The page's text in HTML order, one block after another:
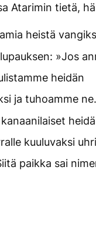
Atarimin tietä,
heistä
»Jos
heidän
ja tuhoamme
kuuluvaksi
paikka sai